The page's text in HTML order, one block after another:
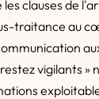
clauses de
traitance au
vigilants »